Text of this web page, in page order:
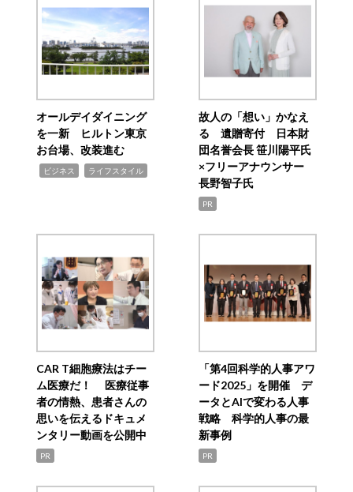
オールデイダイニング
を一新 ヒルトン東京
お台場、改装進む
ビジネス ライフスタイル
故人の「想い」かなえ
る 遺贈寄付 日本財
団名誉会長 笹川陽平氏
×フリーアナウンサー
長野智子氏
PR
CAR T細胞療法はチー
ム医療だ！ 医療従事
者の情熱、患者さんの
思いを伝えるドキュメ
ンタリー動画を公開中
PR
「第4回科学的人事アワ
ード2025」を開催 デ
ータとAIで変わる人事
戦略 科学的人事の最
新事例
PR